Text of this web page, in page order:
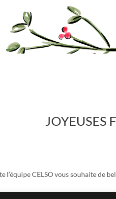
JOYEUSES
l’équipe CELSO vous souhaite de